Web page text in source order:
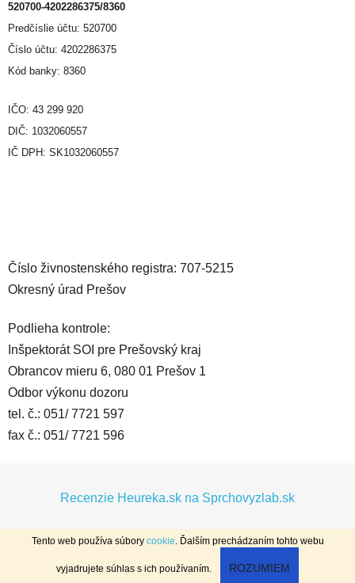
Tento web používa súbory cookie . Ďalším prechádzaním tohto webu
vyjadrujete súhlas s ich používaním. ROZUMIEM
520700-4202286375/8360
Predčíslie účtu: 520700
Číslo účtu: 4202286375
Kód banky: 8360
IČO: 43 299 920
DIČ: 1032060557
IČ DPH: SK1032060557
Číslo živnostenského registra: 707-5215
Okresný úrad Prešov
Podlieha kontrole:
Inšpektorát SOI pre Prešovský kraj
Obrancov mieru 6, 080 01 Prešov 1
Odbor výkonu dozoru
tel. č.: 051/ 7721 597
fax č.: 051/ 7721 596
ä
Recenzie Heureka.sk na Sprchovyzlab.sk
Copyright 2026 Sprchový žľab. Všetky práva vyhradené.